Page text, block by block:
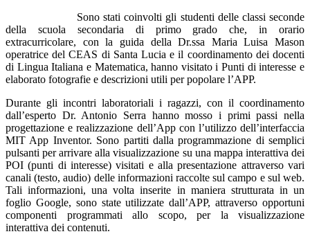
Sono stati coinvolti gli studenti delle classi seconde
della scuola secondaria di primo grado che, in orario
extracurricolare, con la guida della Dr.ssa Maria Luisa Mason
operatrice del CEAS di Santa Lucia e il coordinamento dei docenti
di Lingua Italiana e Matematica, hanno visitato i Punti di interesse e
elaborato fotografie e descrizioni utili per popolare l’APP.
Durante gli incontri laboratoriali i ragazzi, con il coordinamento
dall’esperto Dr. Antonio Serra hanno mosso i primi passi nella
progettazione e realizzazione dell’App con l’utilizzo dell’interfaccia
MIT App Inventor. Sono partiti dalla programmazione di semplici
pulsanti per arrivare alla visualizzazione su una mappa interattiva dei
POI (punti di interesse) visitati e alla presentazione attraverso vari
canali (testo, audio) delle informazioni raccolte sul campo e sul web.
Tali informazioni, una volta inserite in maniera strutturata in un
foglio Google, sono state utilizzate dall’APP, attraverso opportuni
componenti programmati allo scopo, per la visualizzazione
interattiva dei contenuti.